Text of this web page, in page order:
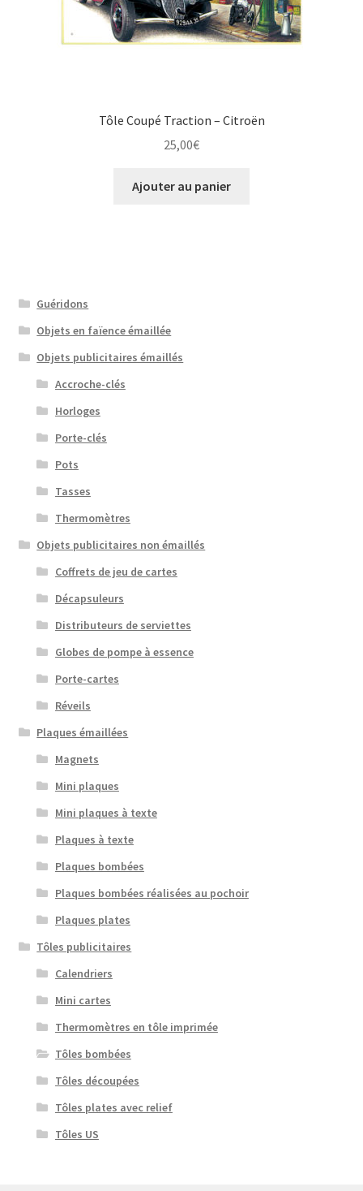
Tôle Coupé Traction – Citroën
25,00€
Ajouter au panier
Guéridons
Objets en faïence émaillée
Objets publicitaires émaillés
Accroche-clés
Horloges
Porte-clés
Pots
Tasses
Thermomètres
Objets publicitaires non émaillés
Coffrets de jeu de cartes
Décapsuleurs
Distributeurs de serviettes
Globes de pompe à essence
Porte-cartes
Réveils
Plaques émaillées
Magnets
Mini plaques
Mini plaques à texte
Plaques à texte
Plaques bombées
Plaques bombées réalisées au pochoir
Plaques plates
Tôles publicitaires
Calendriers
Mini cartes
Thermomètres en tôle imprimée
Tôles bombées
Tôles découpées
Tôles plates avec relief
Tôles US